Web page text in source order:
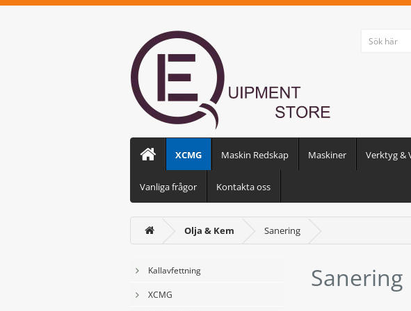
XCMG Maskin Redskap Maskiner Verktyg &
Vanliga frågor Kontakta oss
Olja & Kem Sanering
Kallavfettning
XCMG
Sanering